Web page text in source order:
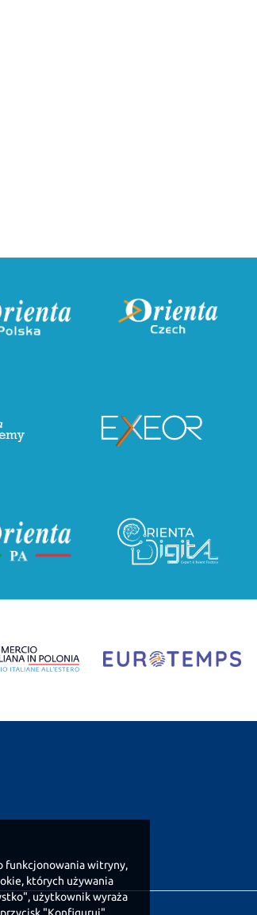
funkcjonowania witryny,
których używania
użytkownik wyraża